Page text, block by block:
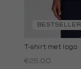
BESTSELLER
T-shirt met logo
€25.00